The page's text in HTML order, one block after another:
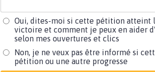
Oui, dites-moi si cette pétition atteint
victoire et comment je peux en aider
selon mes ouvertures et clics
Non, je ne veux pas être informé si
pétition ou une autre progresse